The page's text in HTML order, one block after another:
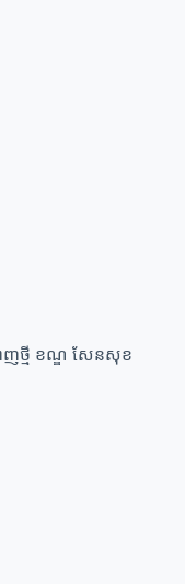
េញថ្មី ខណ្ឌ សែនសុខ